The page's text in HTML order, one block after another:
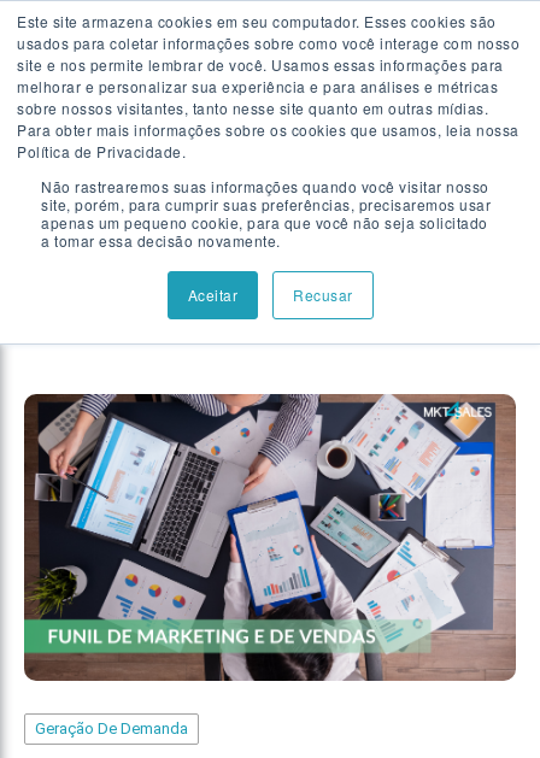
Este site armazena cookies em seu computador. Esses cookies são
usados para coletar informações sobre como você interage com nosso
site e nos permite lembrar de você. Usamos essas informações para
melhorar e personalizar sua experiência e para análises e métricas
sobre nossos visitantes, tanto nesse site quanto em outras mídias.
Para obter mais informações sobre os cookies que usamos, leia nossa
Política de Privacidade.
Não rastrearemos suas informações quando você visitar nosso
site, porém, para cumprir suas preferências, precisaremos usar
apenas um pequeno cookie, para que você não seja solicitado
a tomar essa decisão novamente.
Aceitar Recusar
Falar com especialista
Showing results related to
Processo comercial
Geração De Demanda